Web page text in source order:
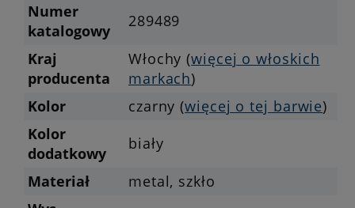
Numer
katalogowy
289489
Kraj
producenta
Włochy (więcej o włoskich
markach)
Kolor
czarny (więcej o tej barwie)
Kolor
dodatkowy
biały
Materiał
metal, szkło